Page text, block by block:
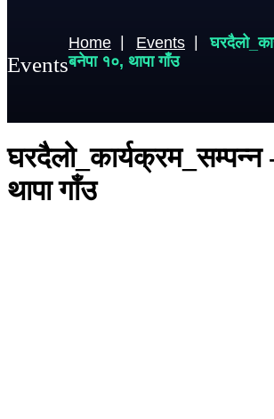
Events
Home Events
बनेपा १०, थापा गाँउ
घरदैलो_कार्यक्रम_सम्पन्न
थापा गाँउ